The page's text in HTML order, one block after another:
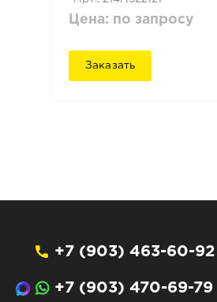
Цена: по запросу
Заказать
+7 (903) 463-60-92
+7 (903) 470-69-79